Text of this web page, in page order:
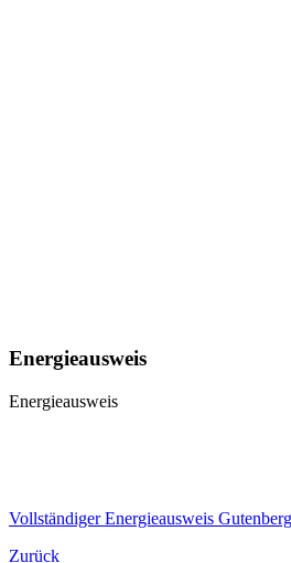
Energieausweis
Energieausweis
Vollständiger Energieausweis
Zurück